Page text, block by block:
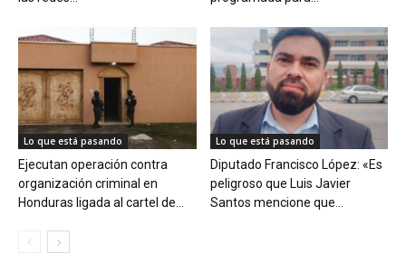
Lo que está pasando
Ejecutan operación contra
organización criminal en
Honduras ligada al cartel de...
Lo que está pasando
Diputado Francisco López: «Es
peligroso que Luis Javier
Santos mencione que...